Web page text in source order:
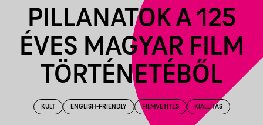
PILLANATOK A 125
ÉVES MAGYAR FILM
TÖRTÉNETÉBŐL
KULT ENGLISH-FRIENDLY FILMVETÍTÉS KIÁLLÍTÁS